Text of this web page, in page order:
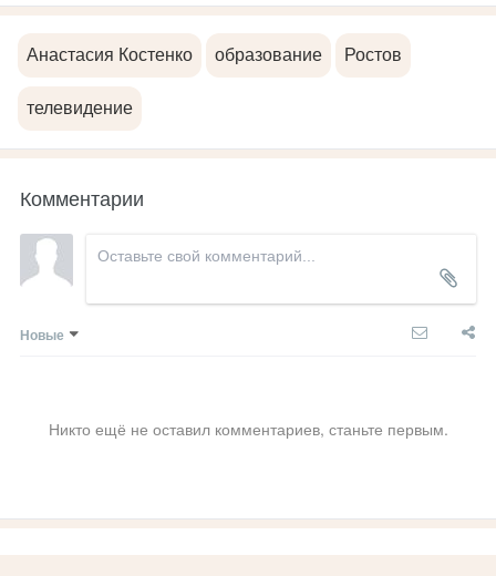
Анастасия Костенко образование Ростов
телевидение
Комментарии
Новые
Никто ещё не оставил комментариев, станьте первым.